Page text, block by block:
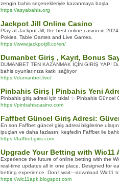
zengin bahis seçenekleriyle kazanmaya başla
https://asyabahis.org
Jackpot Jill Online Casino
Play at Jackpot Jill, the best online casino in
Pokies, Table Games and Live Games.
https://www.jackpotjill.co/en/
Dumanbet Giriş , Kayıt, Bonus
DUMANBET TEN KAZANMAK İÇİN GİRİŞ YAP!
bahis oyunlarınıza katkı sağlıyor
https://dumanbet.live/
Pinbahis Giriş | Pinbahis Yeni
Pinbahis giriş adresi için tıkla! ✨ Pinbahis
https://pinbahiscasino.com
Faffbet Güncel Giriş Adresi:
En son Faffbet güncel giriş adresi bilgilerine
ipuçları ve daha fazlasını keşfedin Faffbet ile
https://faffbet-giris.com
Upgrade Your Betting with Wic11
Experience the future of online betting with the
real-time updates all in one place. Designed for
betting experience. Don’t wait—download Wic11
https://wic11apk.blogspot.com